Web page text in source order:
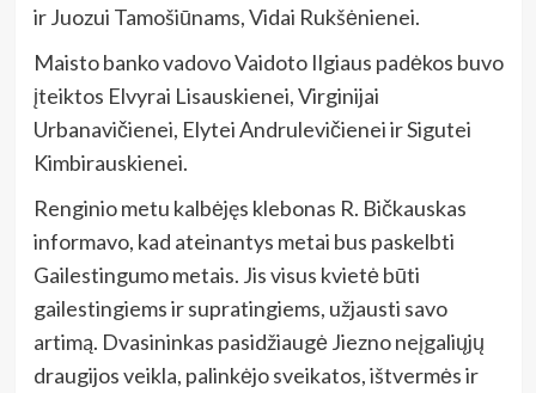
ir Juozui Tamošiūnams, Vidai Rukšėnienei.
Maisto banko vadovo Vaidoto Ilgiaus padėkos buvo
įteiktos Elvyrai Lisauskienei, Virginijai
Urbanavičienei, Elytei Andrulevičienei ir Sigutei
Kimbirauskienei.
Renginio metu kalbėjęs klebonas R. Bičkauskas
informavo, kad ateinantys metai bus paskelbti
Gailestingumo metais. Jis visus kvietė būti
gailestingiems ir supratingiems, užjausti savo
artimą. Dvasininkas pasidžiaugė Jiezno neįgaliųjų
draugijos veikla, palinkėjo sveikatos, ištvermės ir